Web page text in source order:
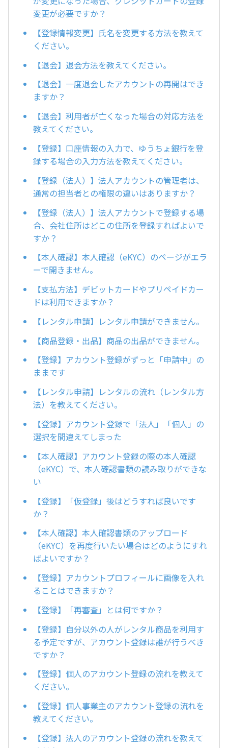
変更が必要ですか？
【登録情報変更】氏名を変更する方法を教えて
ください。
【退会】退会方法を教えてください。
【退会】一度退会したアカウントの再開はでき
ますか？
【退会】利用者が亡くなった場合の対応方法を
教えてください。
【登録】口座情報の入力で、ゆうちょ銀行を登
録する場合の入力方法を教えてください。
【登録（法人）】法人アカウントの管理者は、
通常の担当者との権限の違いはありますか？
【登録（法人）】法人アカウントで登録する場
合、会社住所はどこの住所を登録すればよいで
すか？
【本人確認】本人確認（eKYC）のページがエラ
ーで開きません。
【支払方法】デビットカードやプリペイドカー
ドは利用できますか？
【レンタル申請】レンタル申請ができません。
【商品登録・出品】商品の出品ができません。
【登録】アカウント登録がずっと「申請中」の
ままです
【レンタル申請】レンタルの流れ（レンタル方
法）を教えてください。
【登録】アカウント登録で「法人」「個人」の
選択を間違えてしまった
【本人確認】アカウント登録の際の本人確認
（eKYC）で、本人確認書類の読み取りができな
い
【登録】「仮登録」後はどうすれば良いです
か？
【本人確認】本人確認書類のアップロード
（eKYC）を再度行いたい場合はどのようにすれ
ばよいですか？
【登録】アカウントプロフィールに画像を入れ
ることはできますか？
【登録】「再審査」とは何ですか？
【登録】自分以外の人がレンタル商品を利用す
る予定ですが、アカウント登録は誰が行うべき
ですか？
【登録】個人のアカウント登録の流れを教えて
ください。
【登録】個人事業主のアカウント登録の流れを
教えてください。
【登録】法人のアカウント登録の流れを教えて